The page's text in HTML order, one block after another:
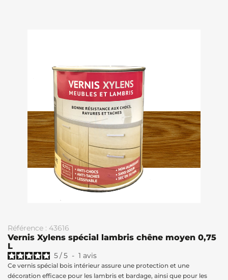
Référence : 43616
Vernis Xylens spécial lambris chêne moyen 0,75
L
5/5 - 1 avis
Ce vernis spécial bois intérieur assure une protection et une
décoration efficace pour les lambris et bardage, ainsi que pour les